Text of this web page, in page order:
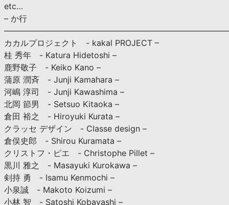
etc…
– か行
カカルプロジェクト - kakal PROJECT –
桂 秀年 - Katura Hidetoshi –
鹿野敬子 - Keiko Kano –
蒲原 潤斉 - Junji Kamahara –
河嶋 淳司 - Junji Kawashima –
北岡 節男 - Setsuo Kitaoka –
倉田 裕之 - Hiroyuki Kurata –
クラッセ デザイン - Classe design –
倉俣史郎 - Shirou Kuramata –
クリストフ・ピエ - Christophe Pillet –
黒川 雅之 - Masayuki Kurokawa –
剣持 勇 - Isamu Kenmochi –
小泉誠 - Makoto Koizumi –
小林 智 - Satoshi Kobayashi –